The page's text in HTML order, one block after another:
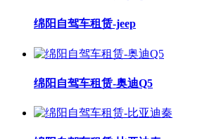
绵阳自驾车租赁-jeep
绵阳自驾车租赁-奥迪Q5